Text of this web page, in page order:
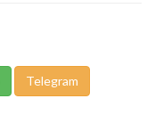
Telegram